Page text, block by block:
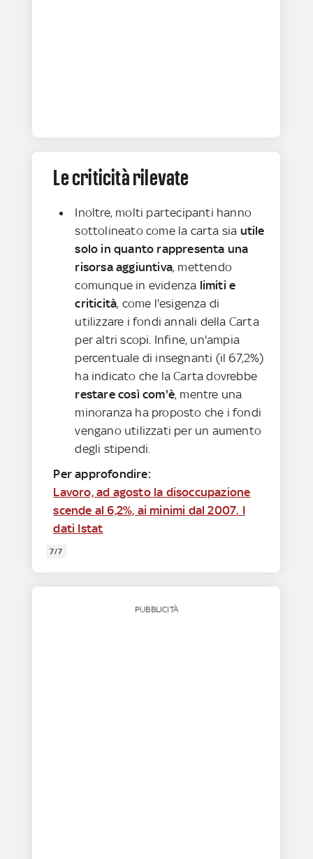
Le criticità rilevate
Inoltre, molti partecipanti hanno
sottolineato come la carta sia utile
solo in quanto rappresenta una
risorsa aggiuntiva, mettendo
comunque in evidenza limiti e
criticità, come l'esigenza di
utilizzare i fondi annali della Carta
per altri scopi. Infine, un'ampia
percentuale di insegnanti (il 67,2%)
ha indicato che la Carta dovrebbe
restare così com'è, mentre una
minoranza ha proposto che i fondi
vengano utilizzati per un aumento
degli stipendi.
Per approfondire:
Lavoro, ad agosto la disoccupazione
scende al 6,2%, ai minimi dal 2007. I
dati Istat
7/7
PUBBLICITÀ